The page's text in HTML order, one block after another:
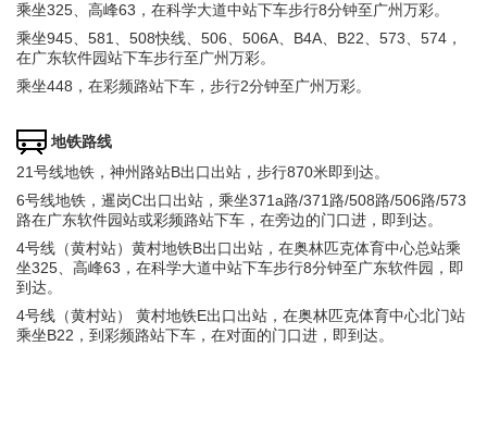
乘坐325、高峰63，在科学大道中站下车步行8分钟至广州万彩。
乘坐945、581、508快线、506、506A、B4A、B22、573、574，
在广东软件园站下车步行至广州万彩。
乘坐448，在彩频路站下车，步行2分钟至广州万彩。
地铁路线
21号线地铁，神州路站B出口出站，步行870米即到达。
6号线地铁，暹岗C出口出站，乘坐371a路/371路/508路/506路/573
路在广东软件园站或彩频路站下车，在旁边的门口进，即到达。
4号线（黄村站）黄村地铁B出口出站，在奥林匹克体育中心总站乘
坐325、高峰63，在科学大道中站下车步行8分钟至广东软件园，即
到达。
4号线（黄村站） 黄村地铁E出口出站，在奥林匹克体育中心北门站
乘坐B22，到彩频路站下车，在对面的门口进，即到达。